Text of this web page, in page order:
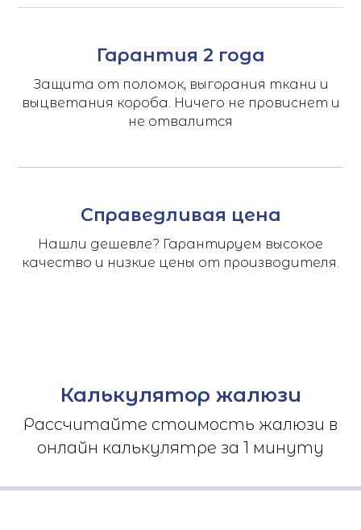
Гарантия 2 года
Защита от поломок, выгорания ткани и
выцветания короба. Ничего не провиснет и
не отвалится
Справедливая цена
Нашли дешевле? Гарантируем высокое
качество и низкие цены от производителя.
Калькулятор жалюзи
Рассчитайте стоимость жалюзи в
онлайн калькулятре за 1 минуту